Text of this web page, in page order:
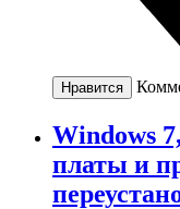
Нравится
Windows
платы и